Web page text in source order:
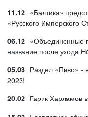
11.12 «Балтика»
«Русского Имперского
06.12 «Объединенные
название после ухода
05.03 Раздел «Пиво» -
2023!
20.02 Гарик Харламов